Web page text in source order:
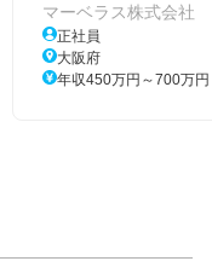
マーベラス株式会社
正社員
大阪府
年収450万円～700万円